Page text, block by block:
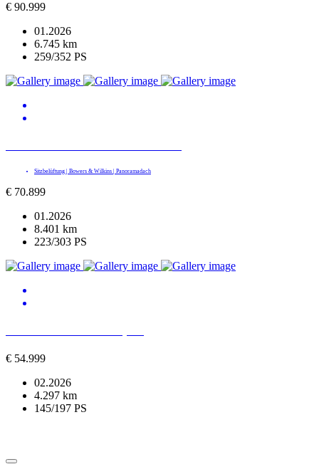
€ 90.999
01.2026
6.745 km
259/352 PS
Sitzbelüftung | Bowers & Wilkins | Panoramadach
€ 70.899
01.2026
8.401 km
223/303 PS
€ 54.999
02.2026
4.297 km
145/197 PS